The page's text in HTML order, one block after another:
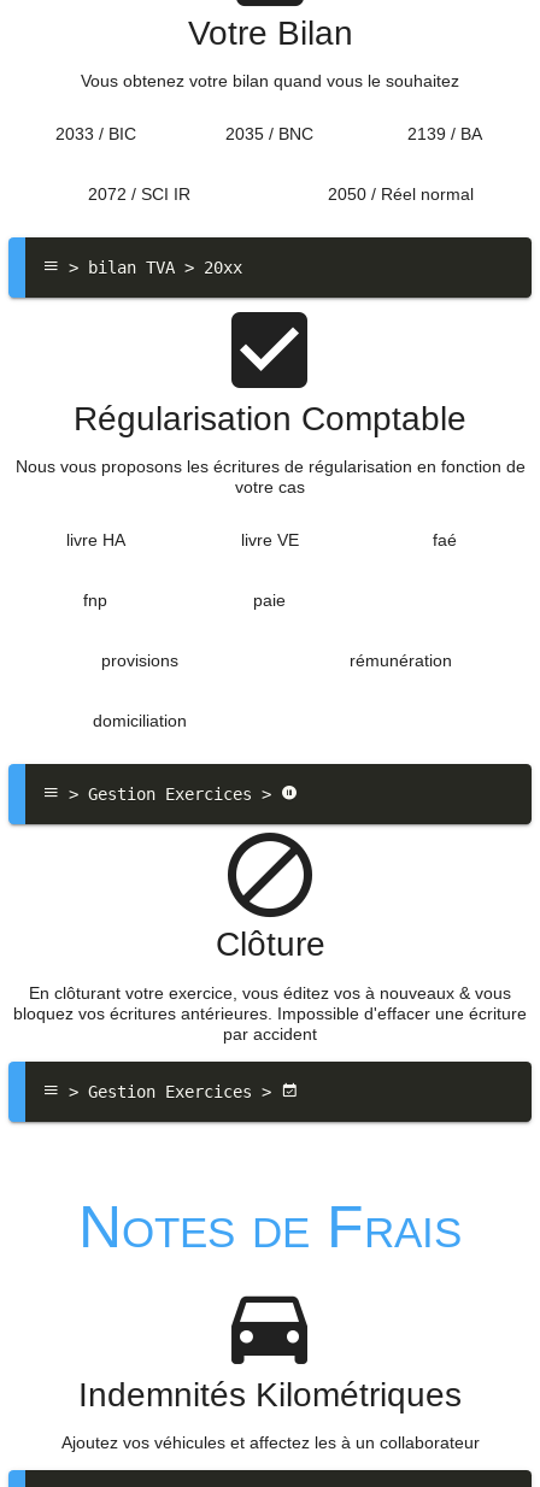
Votre Bilan
Vous obtenez votre bilan quand vous le souhaitez
2033 / BIC 2035 / BNC 2139 / BA
2072 / SCI IR 2050 / Réel normal
> bilan TVA > 20xx
Régularisation Comptable
Nous vous proposons les écritures de régularisation en fonction de
votre cas
livre HA livre VE faé
fnp paie
provisions rémunération
domiciliation
> Gestion Exercices >
Clôture
En clôturant votre exercice, vous éditez vos à nouveaux & vous
bloquez vos écritures antérieures. Impossible d'effacer une écriture
par accident
> Gestion Exercices >
Notes de Frais
Indemnités Kilométriques
Ajoutez vos véhicules et affectez les à un collaborateur